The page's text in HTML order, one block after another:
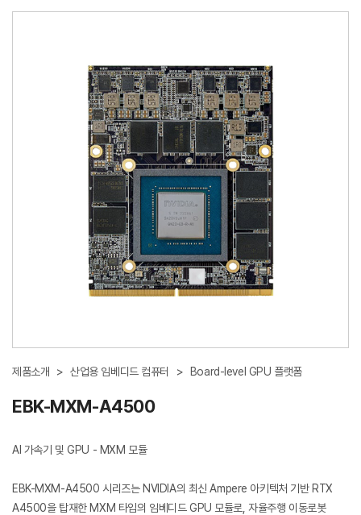
제품소개 > 산업용 임베디드 컴퓨터 > Board-level GPU 플랫폼
EBK-MXM-A4500
AI 가속기 및 GPU - MXM 모듈
EBK-MXM-A4500 시리즈는 NVIDIA의 최신 Ampere 아키텍처 기반 RTX
A4500을 탑재한 MXM 타입의 임베디드 GPU 모듈로, 자율주행 이동로봇